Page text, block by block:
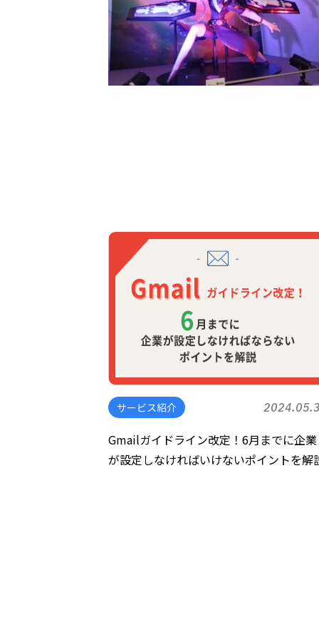
サービス紹介
Gmailガイドライン改定！6月までに企業
が設定しなければいけないポイントを解